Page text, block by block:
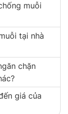
muỗi
tại nhà
chặn
giá của